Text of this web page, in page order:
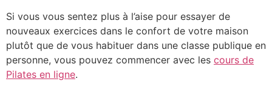
Si vous vous sentez plus à l’aise pour essayer de
nouveaux exercices dans le confort de votre maison
plutôt que de vous habituer dans une classe publique en
personne, vous pouvez commencer avec les cours de
Pilates en ligne.